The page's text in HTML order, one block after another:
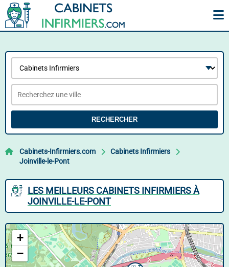
RECHERCHER
Cabinets-Infirmiers.com
Cabinets Infirmiers
Joinville-le-Pont
LES MEILLEURS CABINETS INFIRMIERS À
JOINVILLE-LE-PONT
+
−